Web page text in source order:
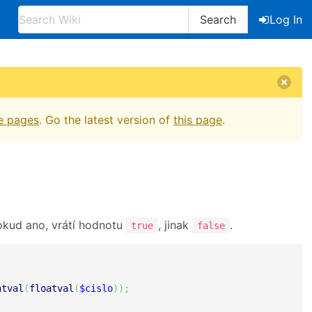
Search Log In
pages. Go the latest version of this page.
ano, vrátí hodnotu true , jinak false .
(floatval ($cislo) ) ;